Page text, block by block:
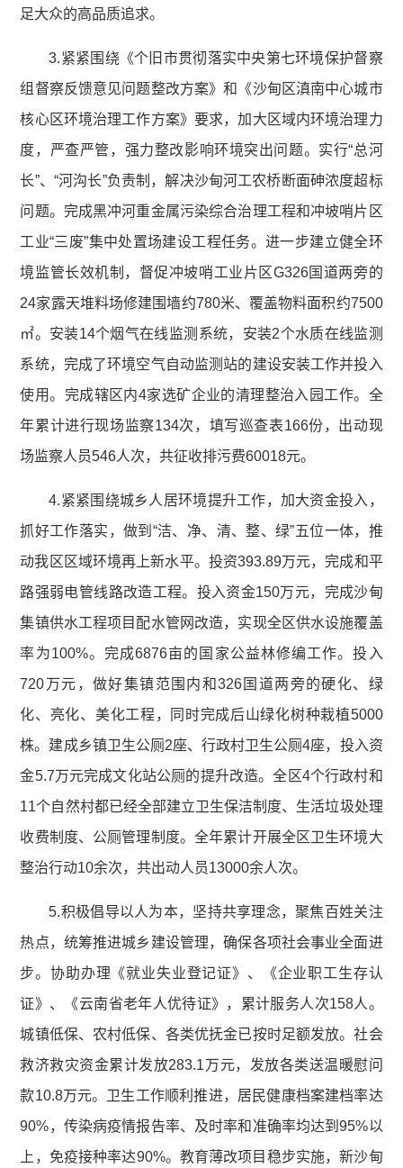
足大众的高品质追求。
3.紧紧围绕《个旧市贯彻落实中央第七环境保护督察
组督察反馈意见问题整改方案》和《沙甸区滇南中心城市
核心区环境治理工作方案》要求，加大区域内环境治理力
度，严查严管，强力整改影响环境突出问题。实行“总河
长”、“河沟长”负责制，解决沙甸河工农桥断面砷浓度超标
问题。完成黑冲河重金属污染综合治理工程和冲坡哨片区
工业“三废”集中处置场建设工程任务。进一步建立健全环
境监管长效机制，督促冲坡哨工业片区G326国道两旁的
24家露天堆料场修建围墙约780米、覆盖物料面积约7500
㎡。安装14个烟气在线监测系统，安装2个水质在线监测
系统，完成了环境空气自动监测站的建设安装工作并投入
使用。完成辖区内4家选矿企业的清理整治入园工作。全
年累计进行现场监察134次，填写巡查表166份，出动现
场监察人员546人次，共征收排污费60018元。
4.紧紧围绕城乡人居环境提升工作，加大资金投入，
抓好工作落实，做到“洁、净、清、整、绿”五位一体，推
动我区区域环境再上新水平。投资393.89万元，完成和平
路强弱电管线路改造工程。投入资金150万元，完成沙甸
集镇供水工程项目配水管网改造，实现全区供水设施覆盖
率为100%。完成6876亩的国家公益林修编工作。投入
720万元，做好集镇范围内和326国道两旁的硬化、绿
化、亮化、美化工程，同时完成后山绿化树种栽植5000
株。建成乡镇卫生公厕2座、行政村卫生公厕4座，投入资
金5.7万元完成文化站公厕的提升改造。全区4个行政村和
11个自然村都已经全部建立卫生保洁制度、生活垃圾处理
收费制度、公厕管理制度。全年累计开展全区卫生环境大
整治行动10余次，共出动人员13000余人次。
5.积极倡导以人为本，坚持共享理念，聚焦百姓关注
热点，统筹推进城乡建设管理，确保各项社会事业全面进
步。协助办理《就业失业登记证》、《企业职工生存认
证》、《云南省老年人优待证》，累计服务人次158人。
城镇低保、农村低保、各类优抚金已按时足额发放。社会
救济救灾资金累计发放283.1万元，发放各类送温暖慰问
款10.8万元。卫生工作顺利推进，居民健康档案建档率达
90%，传染病疫情报告率、及时率和准确率均达到95%以
上，免疫接种率达90%。教育薄改项目稳步实施，新沙甸